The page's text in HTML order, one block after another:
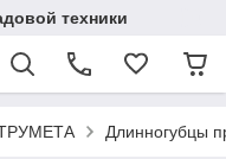
техники
Длинногубцы